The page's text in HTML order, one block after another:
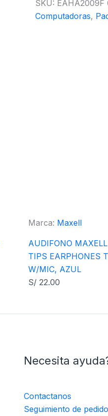
SKU: EAHA2009F
Computadoras,
Marca: Maxell
AUDIFONO
TIPS EARPHONES
W/MIC, AZUL
S/ 22.00
Necesita
Contactanos
Seguimiento de pedido